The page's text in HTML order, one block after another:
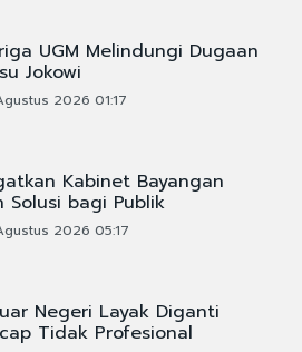
UGM Melindungi Dugaan
Jokowi
2026 01:17
Kabinet Bayangan
Solusi bagi Publik
2026 05:17
Negeri Layak Diganti
Tidak Profesional